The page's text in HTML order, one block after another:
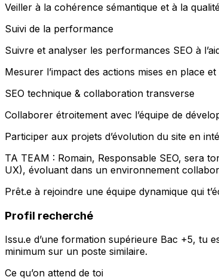
Veiller à la cohérence sémantique et à la
Suivi de la performance
Suivre et analyser les performances SEO à
Mesurer l’impact des actions mises en place
SEO technique & collaboration transverse
Collaborer étroitement avec l’équipe de
Participer aux projets d’évolution du site en
TA TEAM : Romain, Responsable SEO, sera
UX), évoluant dans un environnement
Prêt.e à rejoindre une équipe dynamique qui
Profil recherché
Issu.e d’une formation supérieure Bac +5, tu
minimum sur un poste similaire.
Ce qu’on attend de toi